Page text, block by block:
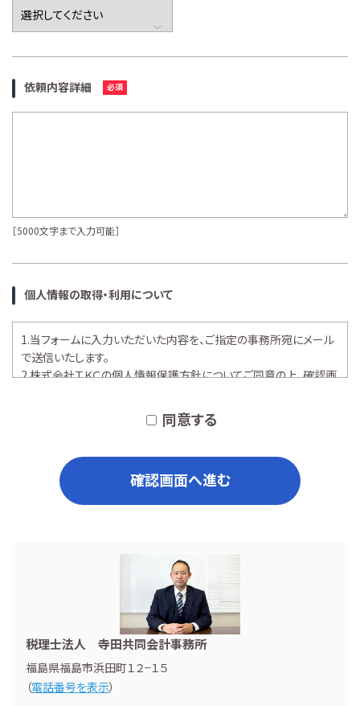
依頼内容詳細
［5000文字まで入力可能］
個人情報の取得・利用について
1.当フォームに入力いただいた内容を、ご指定の事務所宛にメール
で送信いたします。
2.株式会社ＴＫＣの個人情報保護方針についてご同意の上、確認画
同意する
確認画面へ進む
税理士法人 寺田共同会計事務所
福島県福島市浜田町１２−１５
（電話番号を表示）